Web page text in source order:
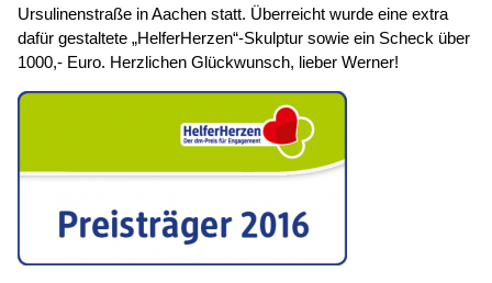
Ursulinenstraße in Aachen statt. Überreicht wurde eine extra
dafür gestaltete „HelferHerzen“-Skulptur sowie ein Scheck über
1000,- Euro. Herzlichen Glückwunsch, lieber Werner!